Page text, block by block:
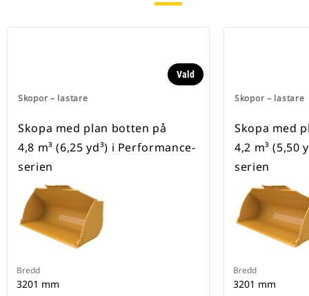
Skopor – lastare
Vald
Skopa med plan botten på
4,8 m³ (6,25 yd³) i Performance-
serien
Bredd
3201 mm
Skopor – lastare
Skopa med
4,2 m³ (5,50
serien
Bredd
3201 mm